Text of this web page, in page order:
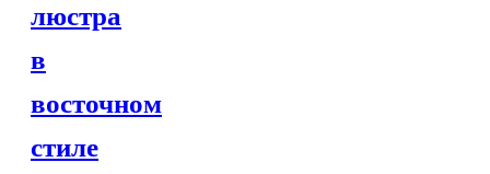
Хлопковые
Шерстяные
Чайники и кофейники
Наборы чайные и кофейные
люстра
в
восточном
стиле